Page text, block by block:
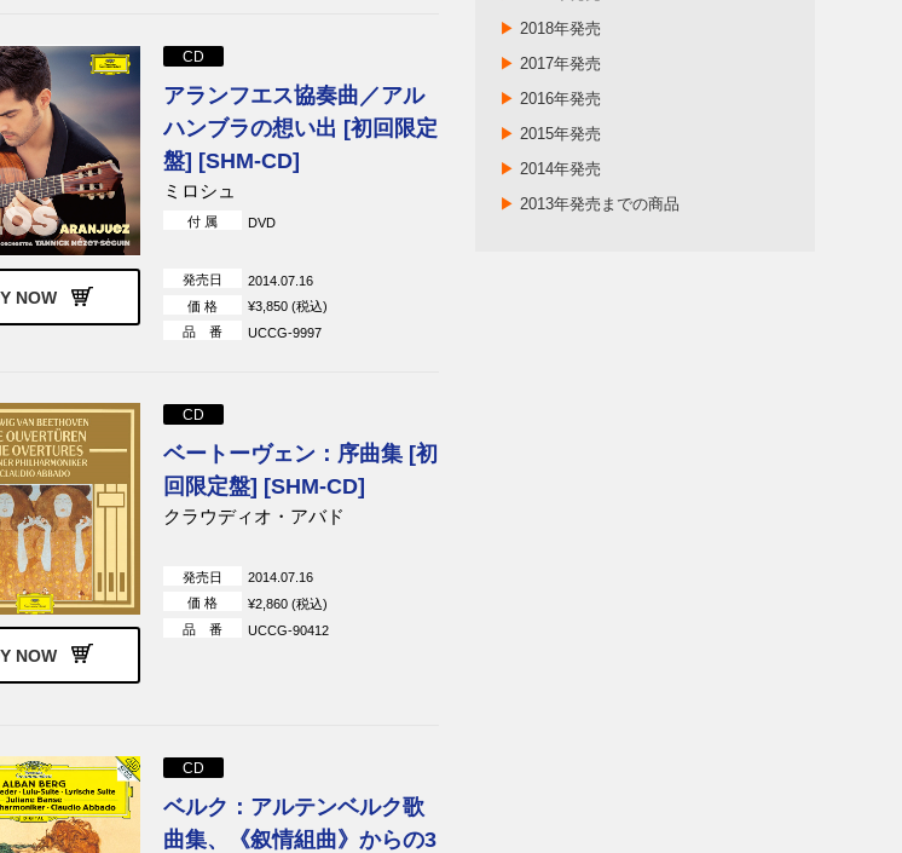
NOW
CD
アランフエス協奏曲／アル
ハンブラの想い出 [初回限定
盤] [SHM-CD]
ミロシュ
付 属 DVD
発売日
2014.07.16
価 格
¥3,850 (税込)
品 番
UCCG-9997
NOW
CD
ベートーヴェン：序曲集 [初
回限定盤] [SHM-CD]
クラウディオ・アバド
発売日
2014.07.16
価 格
¥2,860 (税込)
品 番
UCCG-90412
CD
ベルク：アルテンベルク歌
曲集、《叙情組曲》からの3
▶ 2018年発売
▶ 2017年発売
▶ 2016年発売
▶ 2015年発売
▶ 2014年発売
▶ 2013年発売までの商品